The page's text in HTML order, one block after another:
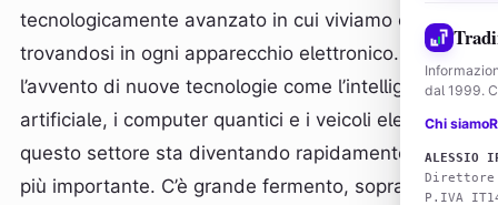
dal 1999.
Chi siamo
ALESSIO
Direttore
P.IVA
tecnologicamente avanzato in cui viviamo oggi,
trovandosi in ogni apparecchio elettronico. Con
l’avvento di nuove tecnologie come l’intelligenza
artificiale, i computer quantici e i veicoli elettrici,
questo settore sta diventando rapidamente ancora
più importante. C’è grande fermento, soprattutto